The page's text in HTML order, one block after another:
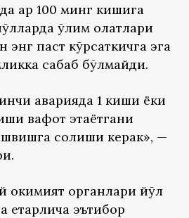
ҳар 100 минг кишига
ўлим ҳолатлари
энг паст кўрсаткичга эга
сабаб бўлмайди.
аварияда 1 киши ёки
вафот этаётгани
солиши керак», —
ҳокимият органлари йўл
етарлича эътибор